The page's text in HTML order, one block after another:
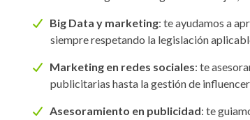
Big Data y marketing: te ayudamos a
siempre respetando la legislación
Marketing en redes sociales: te
publicitarias hasta la gestión de
Asesoramiento en publicidad: te